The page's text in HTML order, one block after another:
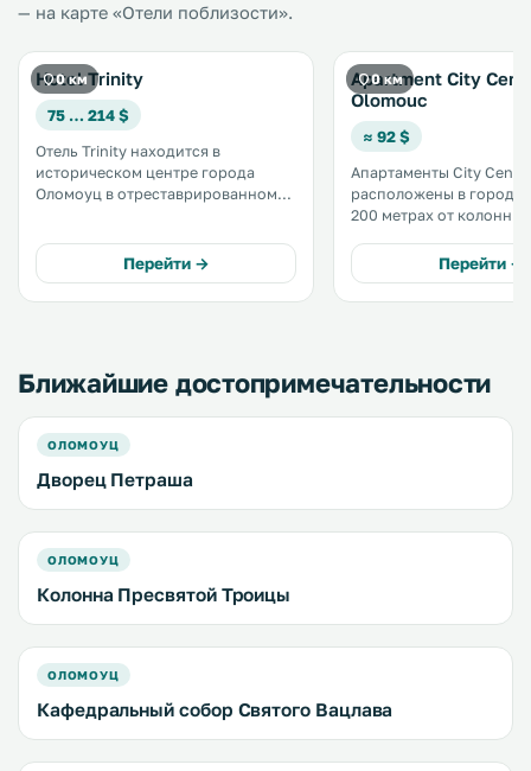
— на карте «Отели поблизости».
0 км
Hotel Trinity
75 … 214 $
Отель Trinity находится в
историческом центре города
Оломоуц в отреставрированном
стильными новыми номерами и
рестораном, где подают
изысканные блюда. .
Перейти →
0 км
Apartment City
Olomouc
≈ 92 $
Апартаменты City
расположены в городе
200 метрах от колонны
Wi-Fi. В апартаментах есть кухня с
посудомоечной
Перейти →
Ближайшие достопримечательности
ОЛОМОУЦ
Дворец Петраша
ОЛОМОУЦ
Колонна Пресвятой Троицы
ОЛОМОУЦ
Кафедральный собор Святого Вацлава